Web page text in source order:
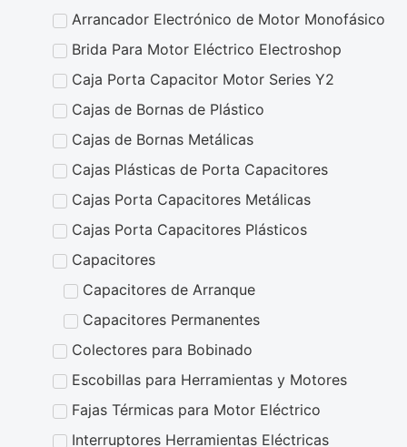
Arrancador Electrónico de Motor Monofásico
Brida Para Motor Eléctrico Electroshop
Caja Porta Capacitor Motor Series Y2
Cajas de Bornas de Plástico
Cajas de Bornas Metálicas
Cajas Plásticas de Porta Capacitores
Cajas Porta Capacitores Metálicas
Cajas Porta Capacitores Plásticos
Capacitores
Capacitores de Arranque
Capacitores Permanentes
Colectores para Bobinado
Escobillas para Herramientas y Motores
Fajas Térmicas para Motor Eléctrico
Interruptores Herramientas Eléctricas